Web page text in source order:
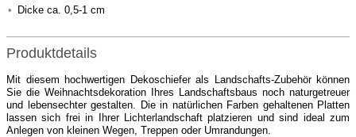
Dicke ca. 0,5-1 cm
Produktdetails
Mit diesem hochwertigen Dekoschiefer als Landschafts-Zubehör können
Sie die Weihnachtsdekoration Ihres Landschaftsbaus noch naturgetreuer
und lebensechter gestalten. Die in natürlichen Farben gehaltenen Platten
lassen sich frei in Ihrer Lichterlandschaft platzieren und sind ideal zum
Anlegen von kleinen Wegen, Treppen oder Umrandungen.